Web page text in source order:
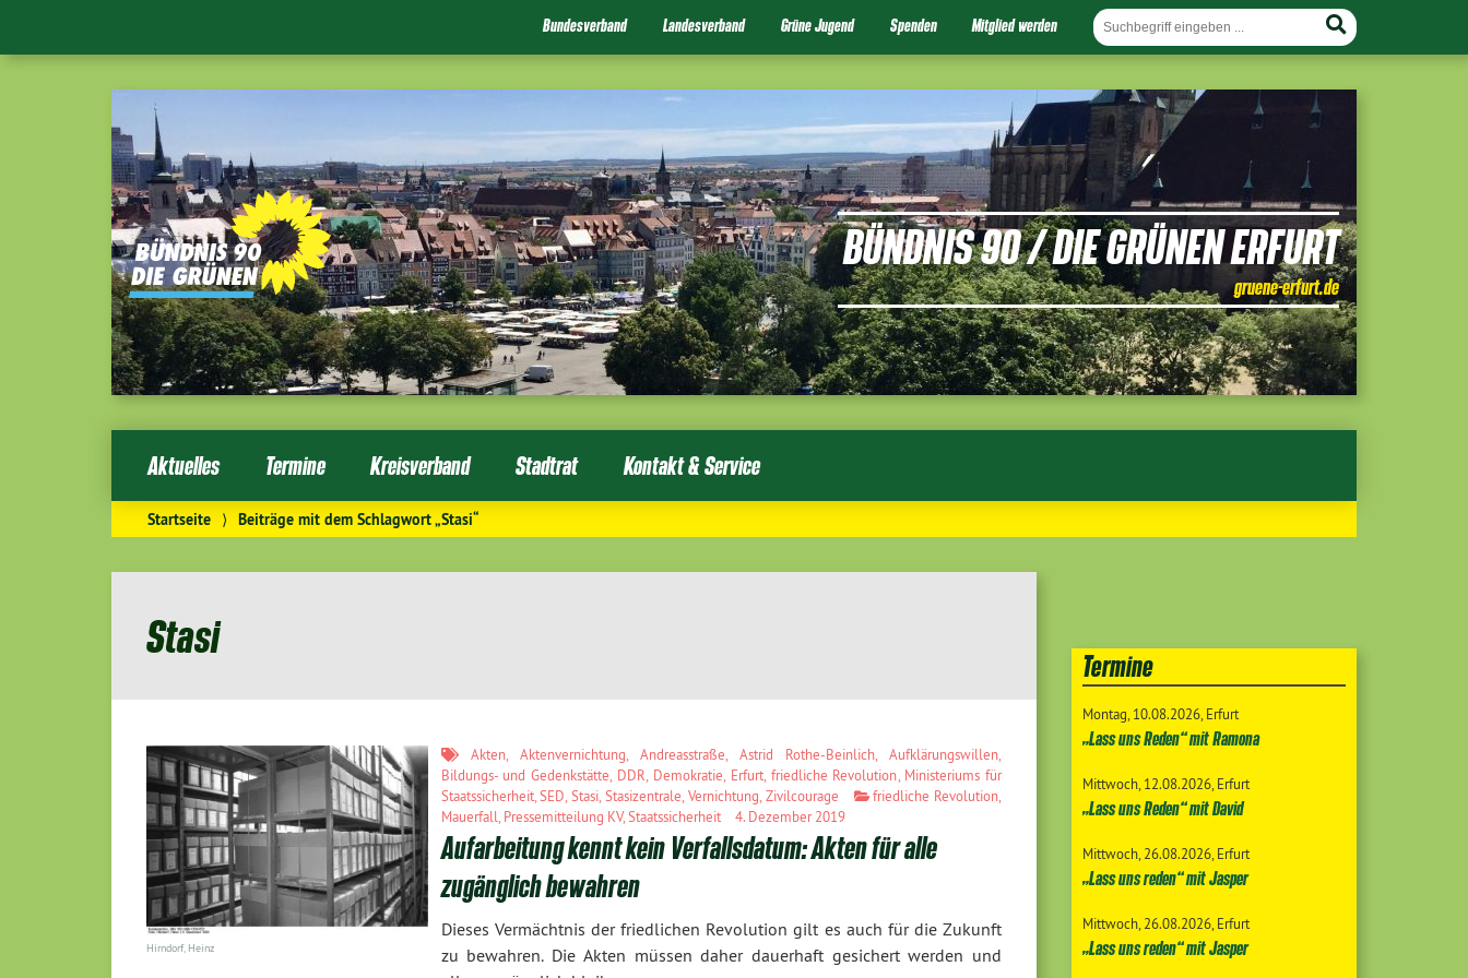
Bundesverband Landesverband Grüne Jugend Spenden Mitglied werden
BÜNDNIS 90 / DIE GRÜNEN ERFURT
gruene-erfurt.de
Aktuelles Termine Kreisverband Stadtrat Kontakt & Service
Startseite ⟩ Beiträge mit dem Schlagwort „Stasi“
Stasi
Hirndorf, Heinz
Akten, Aktenvernichtung Andreasstraße Astrid Rothe-Beinlich ,Aufklärungswillen
Bildungs- und Gedenkstätte DDR Demokratie Erfurt, friedliche Revolution Ministeriums für
Staatssicherheit,SED ,Stasi ,Stasizentrale Vernichtung Zivilcourage friedliche Revolution
Mauerfall Pressemitteilung KV,Staatssicherheit 4. Dezember 2019
Aufarbeitung kennt kein Verfallsdatum: Akten für alle
zugänglich bewahren
Dieses Vermächtnis der friedlichen Revolution gilt es auch für die Zukunft
zu bewahren. Die Akten müssen daher dauerhaft gesichert werden und
Termine
Montag 10.08.2026 Erfurt
„Lass uns Reden“ mit Ramona
Mittwoch 12.08.2026 Erfurt
„Lass uns Reden“ mit David
Mittwoch 26.08.2026 Erfurt
„Lass uns reden“ mit Jasper
Mittwoch 26.08.2026 Erfurt
„Lass uns reden“ mit Jasper